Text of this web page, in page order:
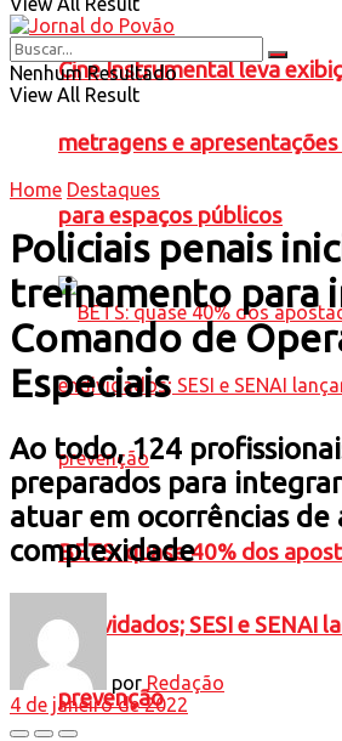
Cine Instrumental leva
metragens e
para espaços públicos
BETS: quase 40% dos
endividados; SESI e SENAI
prevenção
Nenhum Resultado
View All Result
Home Destaques
Policiais penais
treinamento para
Comando de
Especiais
Ao todo, 124
preparados para
atuar em ocorrências de
complexidade
por Redação
4 de janeiro de 2022